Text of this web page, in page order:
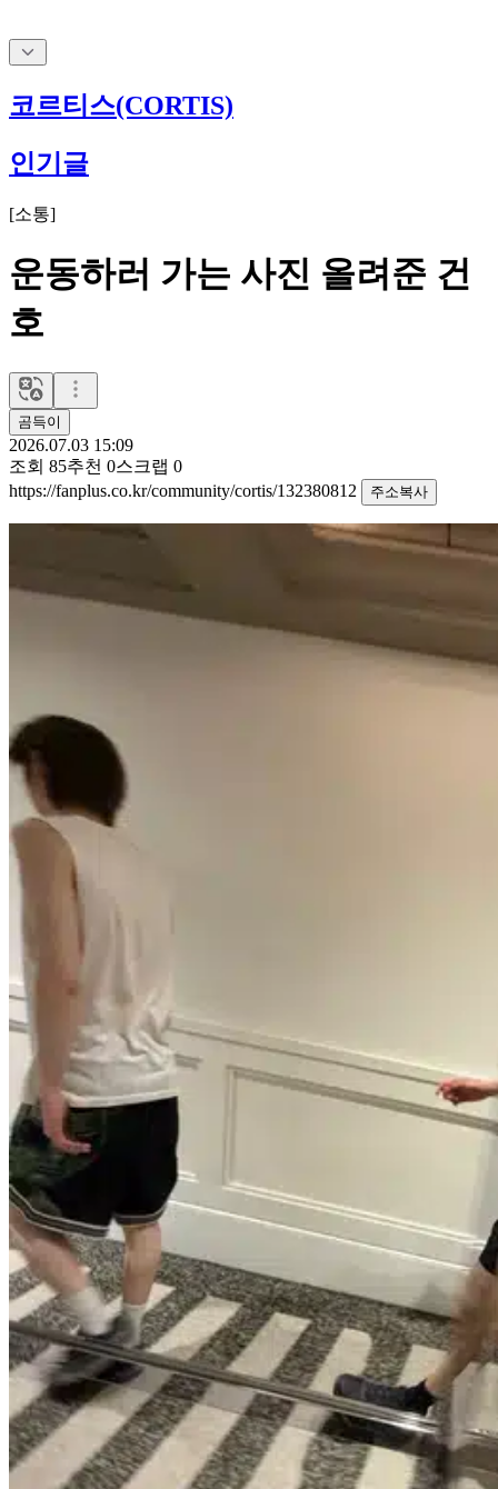
코르티스(CORTIS)
인기글
[소통]
운동하러 가는 사진 올려준 건
호
곰득이
2026.07.03 15:09
조회 85추천 0스크랩 0
https://fanplus.co.kr/community/cortis/132380812
주소복사